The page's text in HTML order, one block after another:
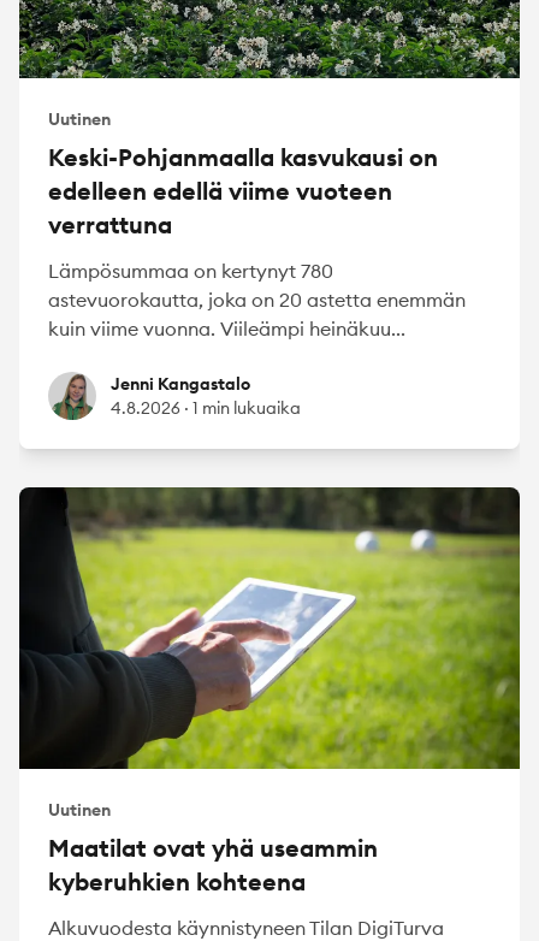
Uutinen
Keski-Pohjanmaalla kasvukausi on
edelleen edellä viime vuoteen
verrattuna
Lämpösummaa on kertynyt 780
astevuorokautta, joka on 20 astetta enemmän
kuin viime vuonna. Viileämpi heinäkuu...
Jenni Kangastalo
Jenni Kangastalo
4.8.2026 · 1 min lukuaika
Uutinen
Maatilat ovat yhä useammin
kyberuhkien kohteena
Alkuvuodesta käynnistyneen Tilan DigiTurva